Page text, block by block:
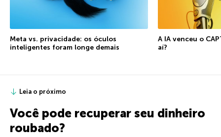
Meta vs. privacidade: os óculos
inteligentes foram longe demais
A IA venceu o
aí?
Leia o próximo
Você pode recuperar seu dinheiro
roubado?